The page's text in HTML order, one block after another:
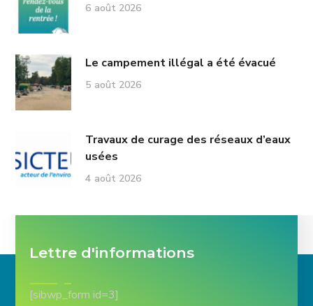
6 août 2026
Le campement illégal a été évacué
5 août 2026
Travaux de curage des réseaux d’eaux
usées
4 août 2026
Lettre d'informations
[sibwp_form id=3]